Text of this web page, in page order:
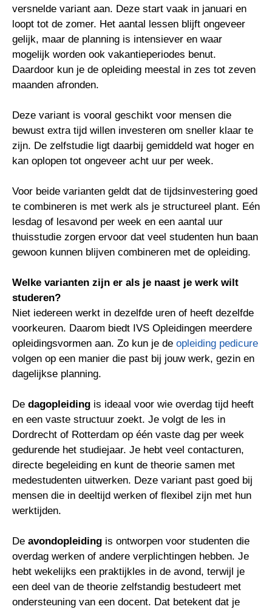
versnelde variant aan. Deze start vaak in januari en
loopt tot de zomer. Het aantal lessen blijft ongeveer
gelijk, maar de planning is intensiever en waar
mogelijk worden ook vakantieperiodes benut.
Daardoor kun je de opleiding meestal in zes tot zeven
maanden afronden.
Deze variant is vooral geschikt voor mensen die
bewust extra tijd willen investeren om sneller klaar te
zijn. De zelfstudie ligt daarbij gemiddeld wat hoger en
kan oplopen tot ongeveer acht uur per week.
Voor beide varianten geldt dat de tijdsinvestering goed
te combineren is met werk als je structureel plant. Eén
lesdag of lesavond per week en een aantal uur
thuisstudie zorgen ervoor dat veel studenten hun baan
gewoon kunnen blijven combineren met de opleiding.
Welke varianten zijn er als je naast je werk wilt
studeren?
Niet iedereen werkt in dezelfde uren of heeft dezelfde
voorkeuren. Daarom biedt IVS Opleidingen meerdere
opleidingsvormen aan. Zo kun je de opleiding pedicure
volgen op een manier die past bij jouw werk, gezin en
dagelijkse planning.
De dagopleiding is ideaal voor wie overdag tijd heeft
en een vaste structuur zoekt. Je volgt de les in
Dordrecht of Rotterdam op één vaste dag per week
gedurende het studiejaar. Je hebt veel contacturen,
directe begeleiding en kunt de theorie samen met
medestudenten uitwerken. Deze variant past goed bij
mensen die in deeltijd werken of flexibel zijn met hun
werktijden.
De avondopleiding is ontworpen voor studenten die
overdag werken of andere verplichtingen hebben. Je
hebt wekelijks een praktijkles in de avond, terwijl je
een deel van de theorie zelfstandig bestudeert met
ondersteuning van een docent. Dat betekent dat je